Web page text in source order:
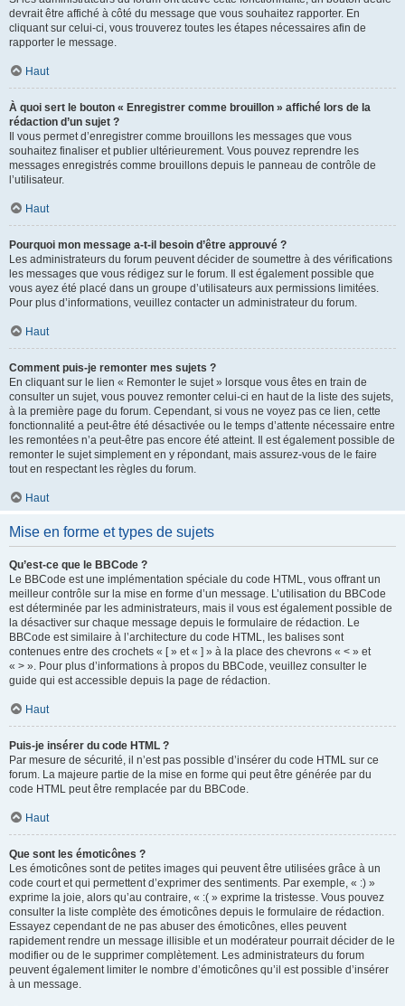
devrait être affiché à côté du message que vous souhaitez rapporter. En
cliquant sur celui-ci, vous trouverez toutes les étapes nécessaires afin de
rapporter le message.
Haut
À quoi sert le bouton « Enregistrer comme brouillon » affiché lors de la
rédaction d’un sujet ?
Il vous permet d’enregistrer comme brouillons les messages que vous
souhaitez finaliser et publier ultérieurement. Vous pouvez reprendre les
messages enregistrés comme brouillons depuis le panneau de contrôle de
l’utilisateur.
Haut
Pourquoi mon message a-t-il besoin d’être approuvé ?
Les administrateurs du forum peuvent décider de soumettre à des vérifications
les messages que vous rédigez sur le forum. Il est également possible que
vous ayez été placé dans un groupe d’utilisateurs aux permissions limitées.
Pour plus d’informations, veuillez contacter un administrateur du forum.
Haut
Comment puis-je remonter mes sujets ?
En cliquant sur le lien « Remonter le sujet » lorsque vous êtes en train de
consulter un sujet, vous pouvez remonter celui-ci en haut de la liste des sujets,
à la première page du forum. Cependant, si vous ne voyez pas ce lien, cette
fonctionnalité a peut-être été désactivée ou le temps d’attente nécessaire entre
les remontées n’a peut-être pas encore été atteint. Il est également possible de
remonter le sujet simplement en y répondant, mais assurez-vous de le faire
tout en respectant les règles du forum.
Haut
Mise en forme et types de sujets
Qu’est-ce que le BBCode ?
Le BBCode est une implémentation spéciale du code HTML, vous offrant un
meilleur contrôle sur la mise en forme d’un message. L’utilisation du BBCode
est déterminée par les administrateurs, mais il vous est également possible de
la désactiver sur chaque message depuis le formulaire de rédaction. Le
BBCode est similaire à l’architecture du code HTML, les balises sont
contenues entre des crochets « [ » et « ] » à la place des chevrons « < » et
« > ». Pour plus d’informations à propos du BBCode, veuillez consulter le
guide qui est accessible depuis la page de rédaction.
Haut
Puis-je insérer du code HTML ?
Par mesure de sécurité, il n’est pas possible d’insérer du code HTML sur ce
forum. La majeure partie de la mise en forme qui peut être générée par du
code HTML peut être remplacée par du BBCode.
Haut
Que sont les émoticônes ?
Les émoticônes sont de petites images qui peuvent être utilisées grâce à un
code court et qui permettent d’exprimer des sentiments. Par exemple, « :) »
exprime la joie, alors qu’au contraire, « :( » exprime la tristesse. Vous pouvez
consulter la liste complète des émoticônes depuis le formulaire de rédaction.
Essayez cependant de ne pas abuser des émoticônes, elles peuvent
rapidement rendre un message illisible et un modérateur pourrait décider de le
modifier ou de le supprimer complètement. Les administrateurs du forum
peuvent également limiter le nombre d’émoticônes qu’il est possible d’insérer
à un message.